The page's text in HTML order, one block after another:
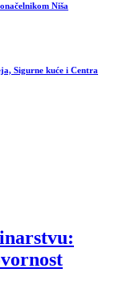
Niša
Sigurne kuće i Centra